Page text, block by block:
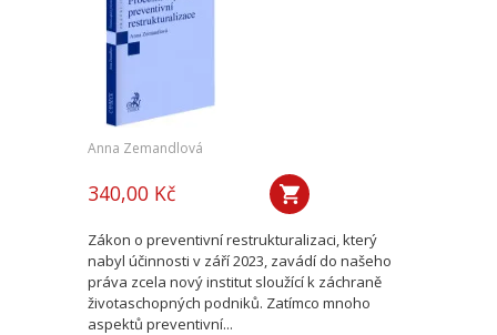
Anna Zemandlová
340,00 Kč
Zákon o preventivní restrukturalizaci, který
nabyl účinnosti v září 2023, zavádí do našeho
práva zcela nový institut sloužící k záchraně
životaschopných podniků. Zatímco mnoho
aspektů preventivní...